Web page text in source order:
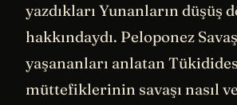
yazdıkları Yunanların düşüş
hakkındaydı. Peloponez
yaşananları anlatan
müttefiklerinin savaşı nasıl